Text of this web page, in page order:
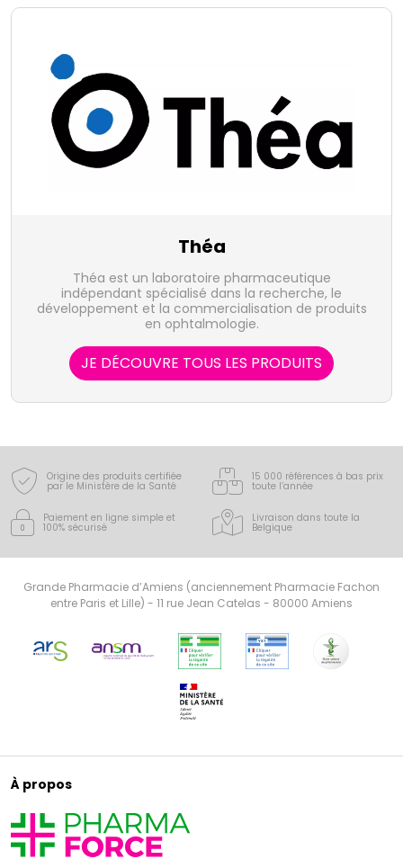
Théa
Théa est un laboratoire pharmaceutique
indépendant spécialisé dans la recherche, le
développement et la commercialisation de produits
en ophtalmologie.
JE DÉCOUVRE TOUS LES PRODUITS
Origine des produits certifiée
par le Ministère de la Santé
15 000 références à bas prix
toute l’année
Paiement en ligne simple et
100% sécurisé
Livraison dans toute la
Belgique
Grande Pharmacie d’Amiens (anciennement Pharmacie Fachon
entre Paris et Lille) - 11 rue Jean Catelas - 80000 Amiens
À propos